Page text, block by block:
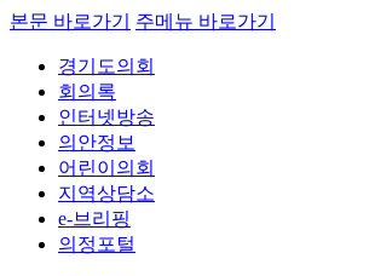
본문 바로가기 주메뉴 바로가기
경기도의회
회의록
인터넷방송
의안정보
어린이의회
지역상담소
e-브리핑
의정포털